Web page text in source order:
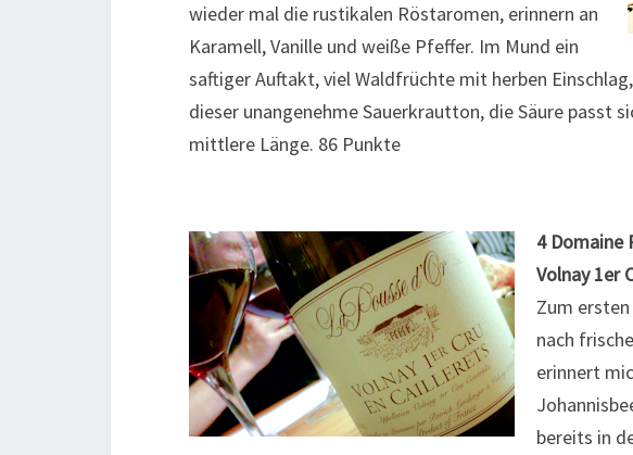
wieder mal die rustikalen Röstaromen, erinnern an
Karamell, Vanille und weiße Pfeffer. Im Mund ein
saftiger Auftakt, viel Waldfrüchte mit herben
dieser unangenehme Sauerkrautton, die Säure passt
mittlere Länge. 86 Punkte
4 Domaine
Volnay 1er
Zum
nach
erinnert
bereits in